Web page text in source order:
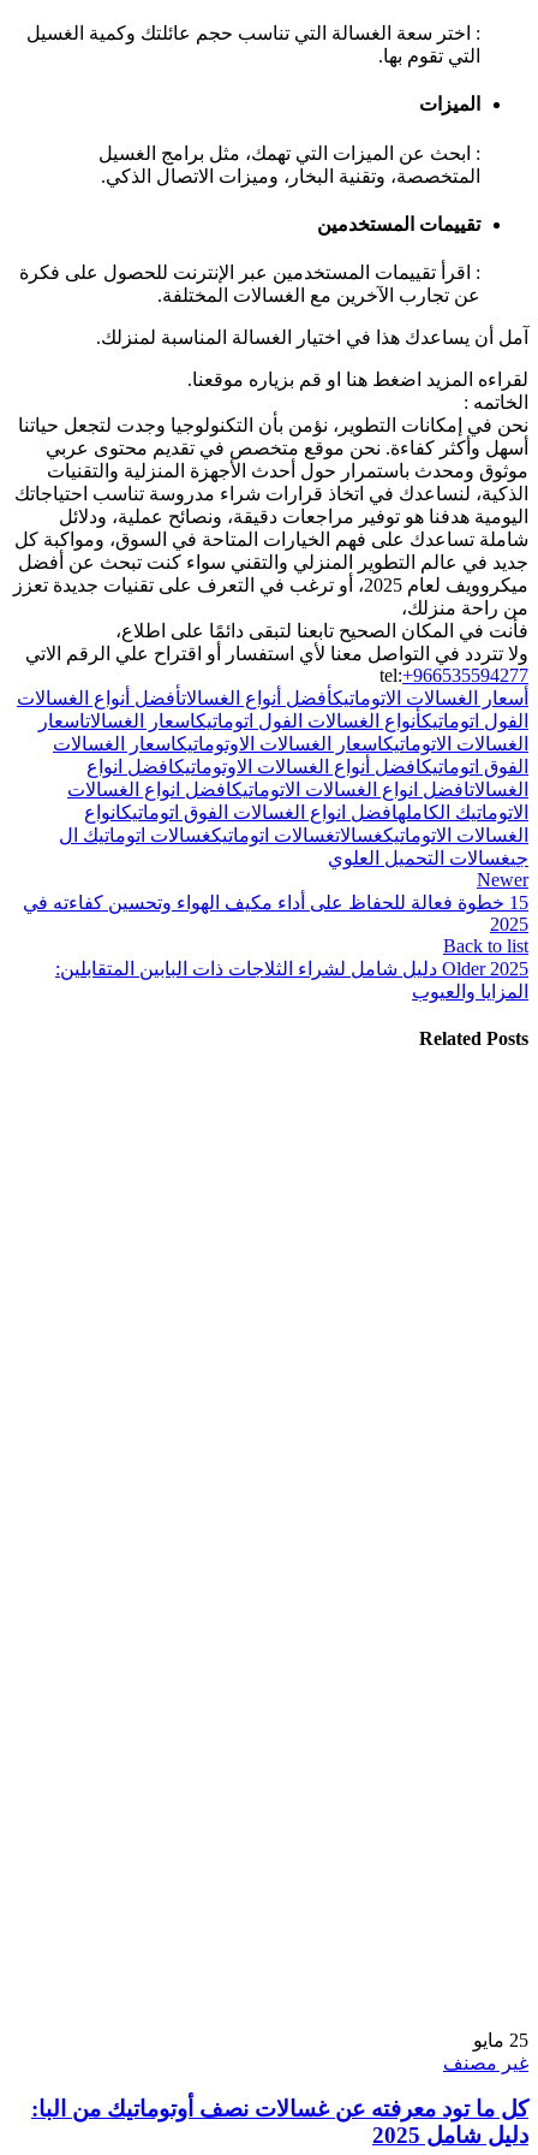
: اختر سعة الغسالة التي تناسب حجم عائلتك وكمية الغسيل
التي تقوم بها.
الميزات
: ابحث عن الميزات التي تهمك، مثل برامج الغسيل
المتخصصة، وتقنية البخار، وميزات الاتصال الذكي.
تقييمات المستخدمين
: اقرأ تقييمات المستخدمين عبر الإنترنت للحصول على فكرة
عن تجارب الآخرين مع الغسالات المختلفة.
آمل أن يساعدك هذا في اختيار الغسالة المناسبة لمنزلك.
لقراءه المزيد اضغط هنا او قم بزياره موقعنا.
الخاتمه :
نحن في إمكانات التطوير، نؤمن بأن التكنولوجيا وجدت لتجعل حياتنا
أسهل وأكثر كفاءة. نحن موقع متخصص في تقديم محتوى عربي
موثوق ومحدث باستمرار حول أحدث الأجهزة المنزلية والتقنيات
الذكية، لنساعدك في اتخاذ قرارات شراء مدروسة تناسب احتياجاتك
اليومية هدفنا هو توفير مراجعات دقيقة، ونصائح عملية، ودلائل
شاملة تساعدك على فهم الخيارات المتاحة في السوق، ومواكبة كل
جديد في عالم التطوير المنزلي والتقني سواء كنت تبحث عن أفضل
ميكروويف لعام 2025، أو ترغب في التعرف على تقنيات جديدة تعزز
من راحة منزلك،
فأنت في المكان الصحيح تابعنا لتبقى دائمًا على اطلاع،
ولا تتردد في التواصل معنا لأي استفسار أو اقتراح علي الرقم الاتي
tel:+966535594277
أسعار الغسالات الاتوماتيكأفضل أنواع الغسالاتأفضل أنواع الغسالات
الفول اتوماتيكأنواع الغسالات الفول اتوماتيكاسعار الغسالاتاسعار
الغسالات الاتوماتيكاسعار الغسالات الاوتوماتيكاسعار الغسالات
الفوق اتوماتيكافضل أنواع الغسالات الاوتوماتيكافضل انواع
الغسالاتافضل انواع الغسالات الاتوماتيكافضل انواع الغسالات
الاتوماتيك الكاملهافضل انواع الغسالات الفوق اتوماتيكانواع
الغسالات الاتوماتيكغسالاتغسالات اتوماتيكغسالات اتوماتيك ال
جيغسالات التحميل العلوي
Newer
15 خطوة فعالة للحفاظ على أداء مكيف الهواء وتحسين كفاءته في
2025
Back to list
Older 2025 دليل شامل لشراء الثلاجات ذات البابين المتقابلين:
المزايا والعيوب
Related Posts
25 مايو
غير مصنف
كل ما تود معرفته عن غسالات نصف أوتوماتيك من البا:
دليل شامل 2025